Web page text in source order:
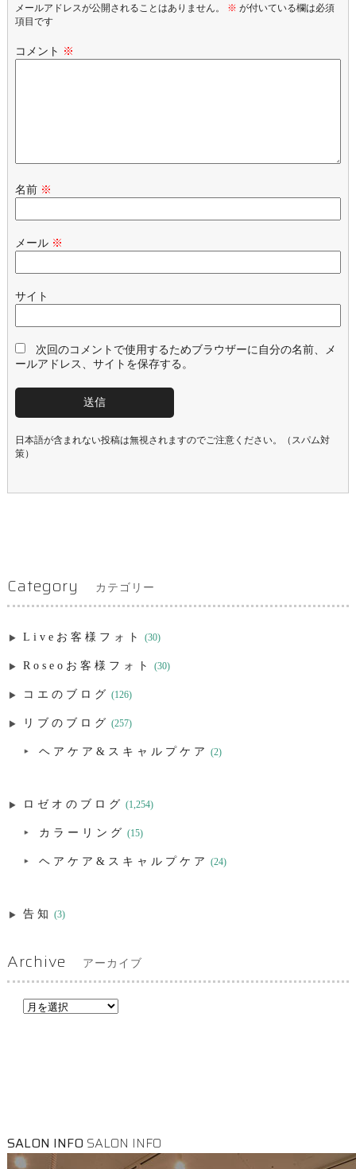
メールアドレスが公開されることはありません。 ※ が付いている欄は必須
項目です
コメント ※
名前 ※
メール ※
サイト
次回のコメントで使用するためブラウザーに自分の名前、メ
ールアドレス、サイトを保存する。
日本語が含まれない投稿は無視されますのでご注意ください。（スパム対
策）
Category カテゴリー
Liveお客様フォト (30)
Roseoお客様フォト (30)
コエのブログ (126)
リブのブログ (257)
ヘアケア&スキャルプケア (2)
ロゼオのブログ (1,254)
カラーリング (15)
ヘアケア&スキャルプケア (24)
告知 (3)
Archive アーカイブ
SALON INFO SALON INFO